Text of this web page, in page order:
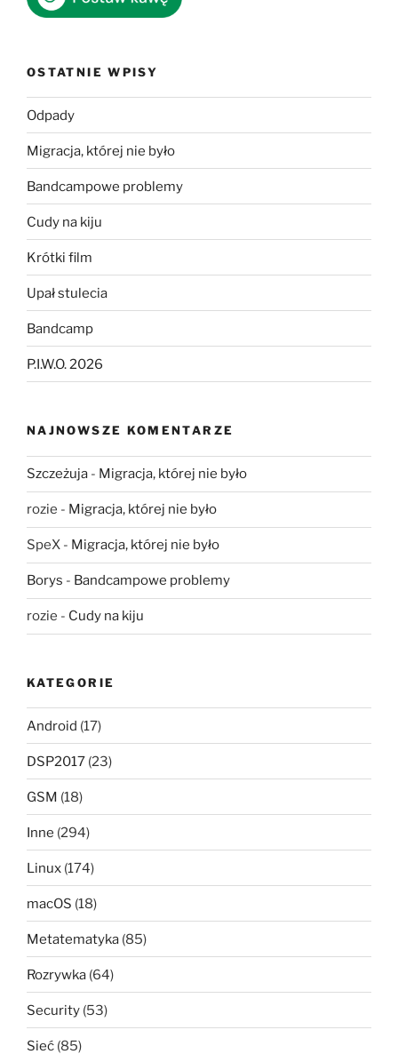
OSTATNIE WPISY
Odpady
Migracja, której nie było
Bandcampowe problemy
Cudy na kiju
Krótki film
Upał stulecia
Bandcamp
P.I.W.O. 2026
NAJNOWSZE KOMENTARZE
Szczeżuja - Migracja, której nie było
rozie - Migracja, której nie było
SpeX - Migracja, której nie było
Borys - Bandcampowe problemy
rozie - Cudy na kiju
KATEGORIE
Android (17)
DSP2017 (23)
GSM (18)
Inne (294)
Linux (174)
macOS (18)
Metatematyka (85)
Rozrywka (64)
Security (53)
Sieć (85)